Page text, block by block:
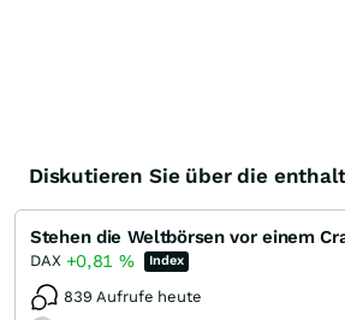
Diskutieren Sie über die
Stehen die Weltbörsen vor einem
DAX +0,81 % Index
839 Aufrufe heute